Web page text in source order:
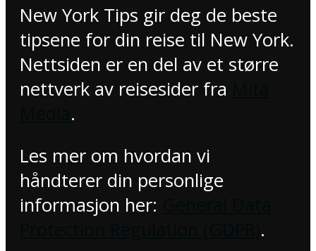
New York Tips gir deg de beste
tipsene for din reise til New York.
Nettsiden er en del av et større
nettverk av reisesider fra
.
Les mer om hvordan vi
håndterer din personlige
informasjon her:
.